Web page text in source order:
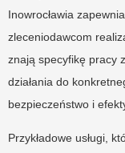
Inowrocławia zapewnia
zleceniodawcom
znają specyfikę pracy
działania do
bezpieczeństwo i
Przykładowe usługi,